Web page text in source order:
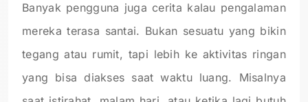
Banyak pengguna juga cerita kalau pengalaman
mereka terasa santai. Bukan sesuatu yang bikin
tegang atau rumit, tapi lebih ke aktivitas ringan
yang bisa diakses saat waktu luang. Misalnya